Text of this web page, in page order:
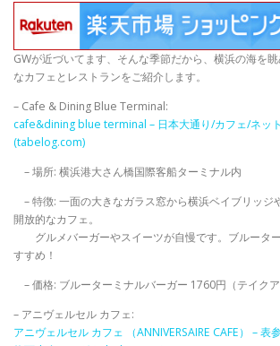
GWが近づいてます、そんな季節だから、横浜の海を
なカフェとレストランをご紹介します。
– Cafe & Dining Blue Terminal:
cafe&dining blue terminal – 日本大通り/カフェ/ネッ
(tabelog.com)
– 場所: 横浜港大さん橋国際客船ターミナル内
– 特徴: 一面の大きなガラス窓から横浜ベイブリッジ
開放的なカフェ。
グルメバーガーやスイーツが自慢です。ブルータ
すすめ！
– 価格: ブルーターミナルバーガー 1760円（テイクア
– アニヴェルセル カフェ:
アニヴェルセル カフェ （ANNIVERSAIRE CAFE） –